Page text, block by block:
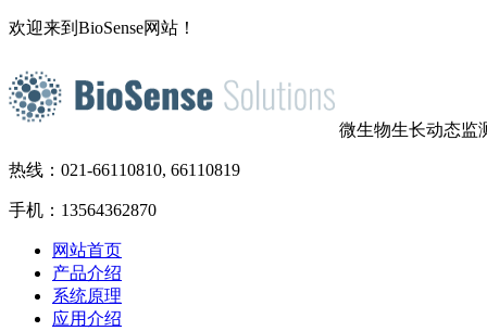
欢迎来到BioSense网站！
微生物生长动态监
热线：021-66110810, 66110819
手机：13564362870
网站首页
产品介绍
系统原理
应用介绍